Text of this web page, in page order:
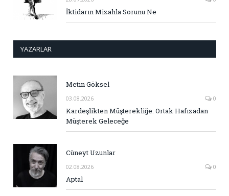
İktidarın Mizahla Sorunu Ne
YAZARLAR
Metin Göksel
03.08.2026 0
Kardeşlikten Müşterekliğe: Ortak Hafızadan
Müşterek Geleceğe
Cüneyt Uzunlar
02.08.2026 0
Aptal